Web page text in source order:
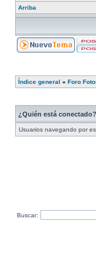
Arriba
Índice general » Foro
¿Quién está conectado?
Usuarios navegando por
Buscar: